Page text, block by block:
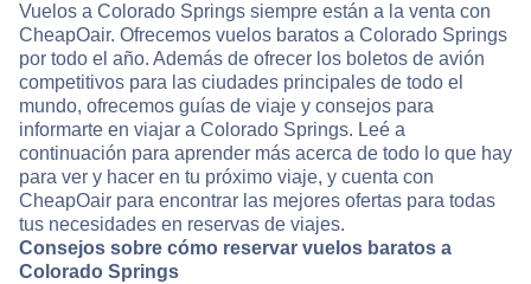
Vuelos a Colorado Springs siempre están a la venta con
CheapOair. Ofrecemos vuelos baratos a Colorado Springs
por todo el año. Además de ofrecer los boletos de avión
competitivos para las ciudades principales de todo el
mundo, ofrecemos guías de viaje y consejos para
informarte en viajar a Colorado Springs. Leé a
continuación para aprender más acerca de todo lo que hay
para ver y hacer en tu próximo viaje, y cuenta con
CheapOair para encontrar las mejores ofertas para todas
tus necesidades en reservas de viajes.
Consejos sobre cómo reservar vuelos baratos a
Colorado Springs